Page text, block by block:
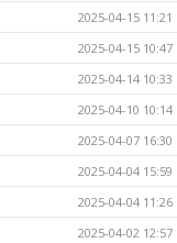
2025-04-15 11:21
2025-04-15 10:47
2025-04-14 10:33
2025-04-10 10:14
2025-04-07 16:30
2025-04-04 15:59
2025-04-04 11:26
2025-04-02 12:57